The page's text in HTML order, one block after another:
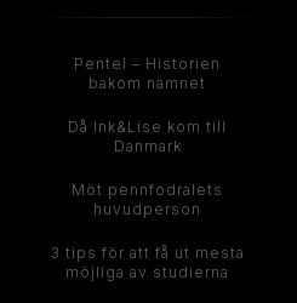
Pentel – Historien
bakom namnet
Då Ink&Lise kom till
Danmark
Möt pennfodralets
huvudperson
3 tips för att få ut mesta
möjliga av studierna